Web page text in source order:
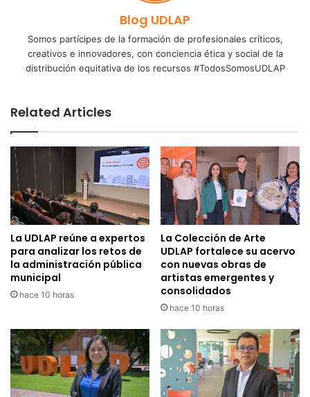
Blog UDLAP
Somos partícipes de la formación de profesionales críticos,
creativos e innovadores, con conciencia ética y social de la
distribución equitativa de los recursos #TodosSomosUDLAP
Related Articles
La UDLAP reúne a expertos
para analizar los retos de
la administración pública
municipal
hace 10 horas
La Colección de Arte
UDLAP fortalece su acervo
con nuevas obras de
artistas emergentes y
consolidados
hace 10 horas